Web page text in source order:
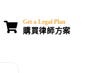
Get a Legal Plan
購買律師方案